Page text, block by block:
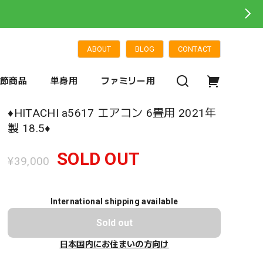
ABOUT BLOG CONTACT
商品 単身用 ファミリー用
♦️HITACHI a5617 エアコン 6畳用 2021年
製 18.5♦️
¥39,000 SOLD OUT
International shipping available
Sold out
日本国内にお住まいの方向け